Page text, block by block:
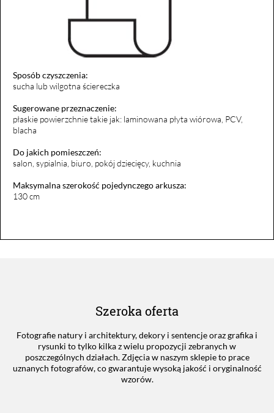
Sposób czyszczenia:
sucha lub wilgotna ściereczka
Sugerowane przeznaczenie:
płaskie powierzchnie takie jak: laminowana płyta wiórowa, PCV,
blacha
Do jakich pomieszczeń:
salon, sypialnia, biuro, pokój dziecięcy, kuchnia
Maksymalna szerokość pojedynczego arkusza:
130 cm
Szeroka oferta
Fotografie natury i architektury, dekory i sentencje oraz grafika i
rysunki to tylko kilka z wielu propozycji zebranych w
poszczególnych działach. Zdjęcia w naszym sklepie to prace
uznanych fotografów, co gwarantuje wysoką jakość i oryginalność
wzorów.